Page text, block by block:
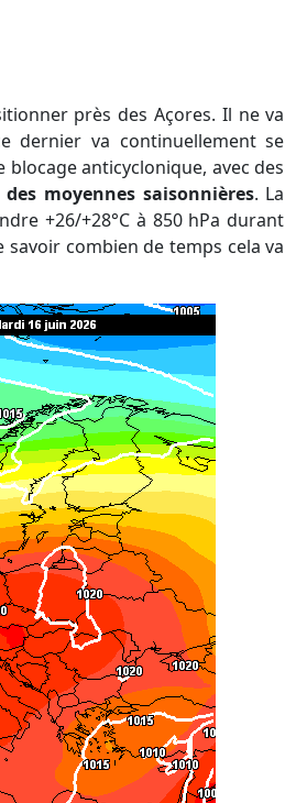
près des Açores. Il ne va
dernier va continuellement se
anticyclonique, avec des
moyennes saisonnières. La
+26/+28°C à 850 hPa durant
combien de temps cela va